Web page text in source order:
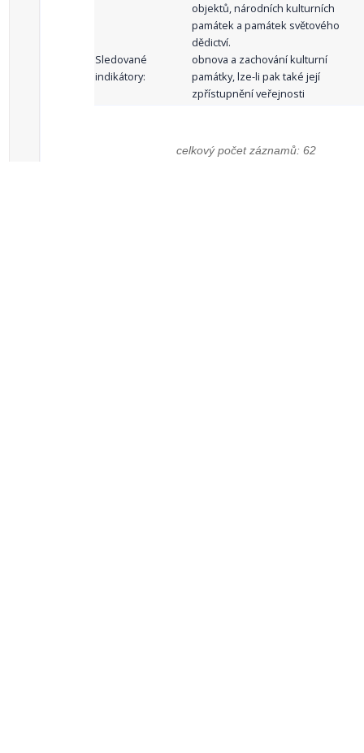
objektů, národních kulturních
památek a památek světového
dědictví.
Sledované
indikátory:
obnova a zachování kulturní
památky, lze-li pak také její
zpřístupnění veřejnosti
celkový počet záznamů: 62